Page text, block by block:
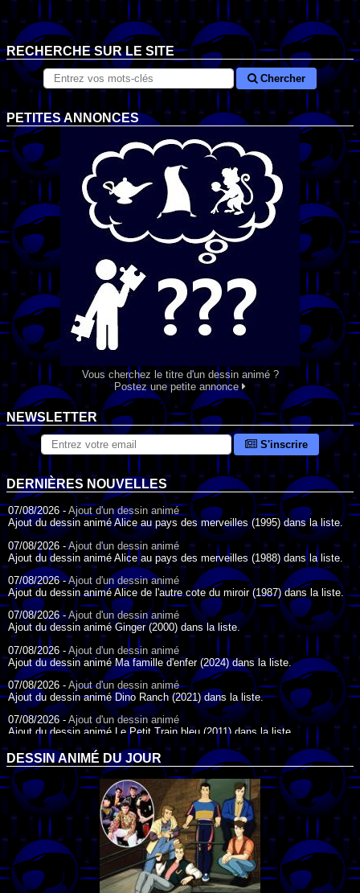
RECHERCHE SUR LE SITE
Chercher
PETITES ANNONCES
Vous cherchez le titre d'un dessin animé ?
Postez une petite annonce
NEWSLETTER
S'inscrire
DERNIÈRES NOUVELLES
07/08/2026 - Ajout d'un dessin animé
Ajout du dessin animé Alice au pays des merveilles (1995) dans la liste.
07/08/2026 -Ajout d'un dessin animé
Ajout du dessin animé Alice au pays des merveilles (1988) dans la liste.
07/08/2026 -Ajout d'un dessin animé
Ajout du dessin animé Alice de l'autre cote du miroir (1987) dans la liste.
07/08/2026 -Ajout d'un dessin animé
Ajout du dessin animé Ginger (2000) dans la liste.
07/08/2026 - Ajout d'un dessin animé
Ajout du dessin animé Ma famille d'enfer (2024) dans la liste.
07/08/2026 - Ajout d'un dessin animé
Ajout du dessin animé Dino Ranch (2021) dans la liste.
07/08/2026 -Ajout d'un dessin animé
Ajout du dessin animé Le Petit Train bleu (2011) dans la liste.
07/08/2026 -Ajout d'un dessin animé
Ajout du dessin animé Agent Spécial Oso (2009) dans la liste.
17/07/2026 -
Ajout d'un dessin animé
Ajout du dessin animé Peter Pan (1988) dans la liste.
17/07/2026 -
Ajout d'un dessin animé
Ajout du dessin animé Le Bossu de Notre-Dame (1996) dans la liste.
DESSIN ANIMÉ DU JOUR